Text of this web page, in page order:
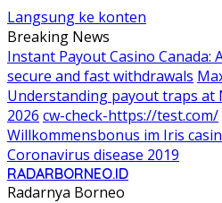
Langsung ke konten
Breaking News
Instant Payout Casino Canada:
secure and fast withdrawals
Understanding payout traps at
2026 cw-check-https://test.com/
Willkommensbonus im Iris
Coronavirus disease 2019
RADARBORNEO.ID
Radarnya Borneo